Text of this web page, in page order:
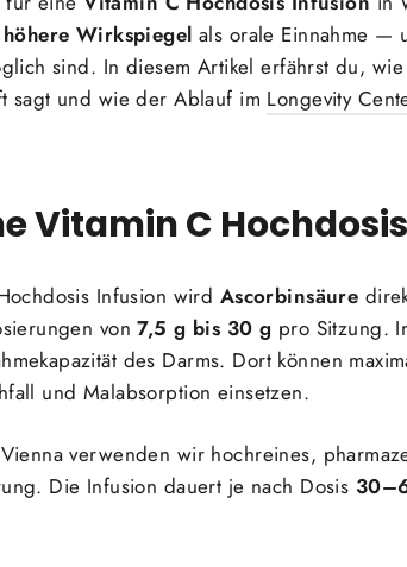
Wirkspiegel als orale Einnahme —
sind. In diesem Artikel erfährst du,
sagt und wie der Ablauf im Longevity
Vitamin C
Infusion wird Ascorbinsäure
von7,5 g bis 30 g pro Sitzung.
des Darms. Dort können
und Malabsorption einsetzen.
verwenden wir hochreines,
Die Infusion dauert je nach Dosis